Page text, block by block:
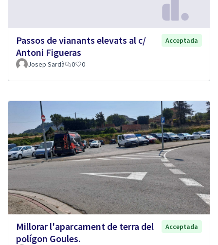
Passos de vianants elevats al c/
Antoni Figueras
Acceptada
Josep Sardà 0 0
Millorar l'aparcament de terra del
polígon Goules.
Acceptada